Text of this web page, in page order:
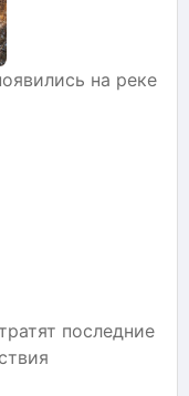
на реке
последние